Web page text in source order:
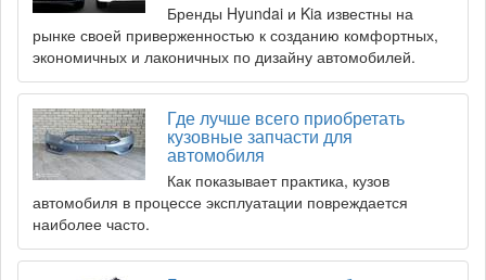
Бренды Hyundai и Kia известны на
рынке своей приверженностью к созданию комфортных,
экономичных и лаконичных по дизайну автомобилей.
Где лучше всего приобретать
кузовные запчасти для
автомобиля
Как показывает практика, кузов
автомобиля в процессе эксплуатации повреждается
наиболее часто.